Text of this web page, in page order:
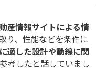
産情報サイトによる情
り、性能などを条件に
適した設計や動線に関
考したと話していまし